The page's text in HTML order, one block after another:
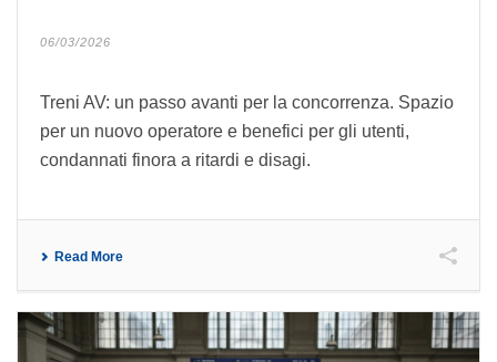
06/03/2026
Treni AV: un passo avanti per la concorrenza. Spazio
per un nuovo operatore e benefici per gli utenti,
condannati finora a ritardi e disagi.
Read More